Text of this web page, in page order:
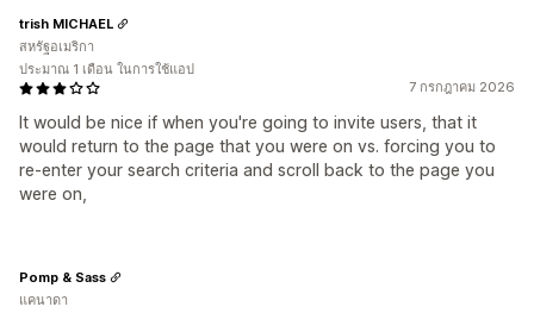
7 กรกฎาคม 2026
It would be nice if when you're going to invite users, that it
would return to the page that you were on vs. forcing you to
re-enter your search criteria and scroll back to the page you
were on,
trish MICHAEL
สหรัฐอเมริกา
ประมาณ 1 เดือน ในการใช้แอป
Pomp & Sass
แคนาดา